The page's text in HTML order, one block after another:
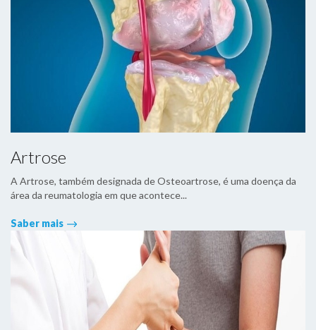
Artrose
A Artrose, também designada de Osteoartrose, é uma doença da
área da reumatologia em que acontece...
Saber mais